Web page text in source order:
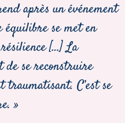
après un événement
se met en
résilience […] La
de se reconstruire
traumatisant. C’est se
»